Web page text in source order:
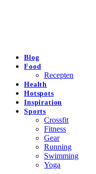
Blog
Food
Recepten
Health
Hotspots
Inspiration
Sports
Crossfit
Fitness
Gear
Running
Swimming
Yoga